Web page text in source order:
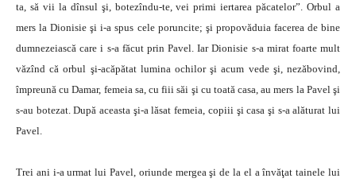
ta, să vii la dînsul şi, botezîndu-te, vei primi iertarea păcatelor”. Orbul a
mers la Dionisie şi i-a spus cele poruncite; şi propovăduia facerea de bine
dumnezeiască care i s-a făcut prin Pavel. Iar Dionisie s-a mirat foarte mult
văzînd că orbul şi-acăpătat lumina ochilor şi acum vede şi, nezăbovind,
împreună cu Damar, femeia sa, cu fiii săi şi cu toată casa, au mers la Pavel şi
s-au botezat. După aceasta şi-a lăsat femeia, copiii şi casa şi s-a alăturat lui
Pavel.
Trei ani i-a urmat lui Pavel, oriunde mergea şi de la el a învăţat tainele lui